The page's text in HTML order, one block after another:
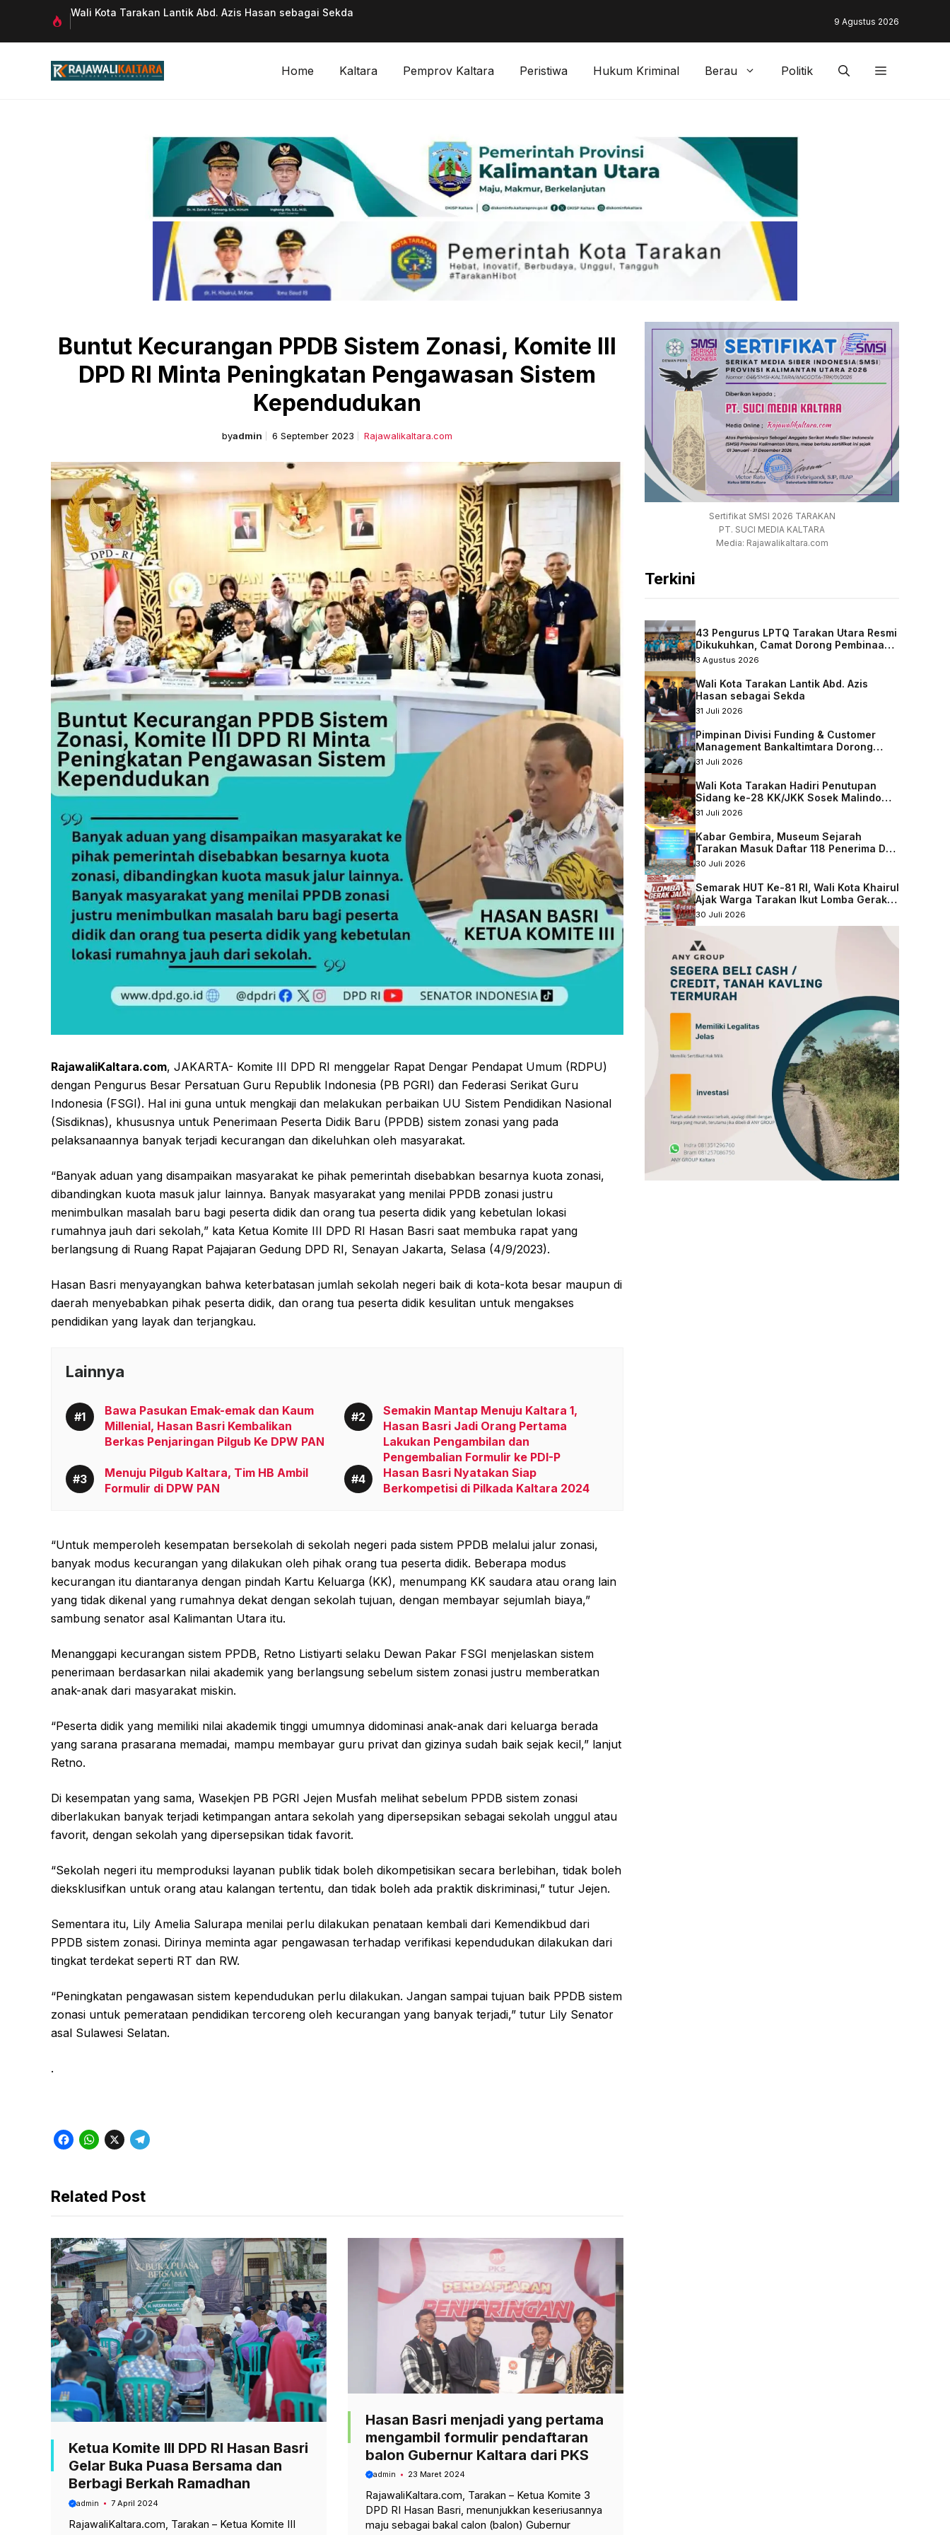
isi
Wali Kota Tarakan Lantik Abd. Azis Hasan sebagai Sekda
9 Agustus 2026
Home Kaltara Pemprov Kaltara Peristiwa Hukum Kriminal Berau Politik
Buntut Kecurangan PPDB Sistem Zonasi, Komite III
DPD RI Minta Peningkatan Pengawasan Sistem
Kependudukan
byadmin 6 September 2023 Rajawalikaltara.com
RajawaliKaltara.com, JAKARTA- Komite III DPD RI menggelar Rapat Dengar Pendapat Umum (RDPU)
dengan Pengurus Besar Persatuan Guru Republik Indonesia (PB PGRI) dan Federasi Serikat Guru
Indonesia (FSGI). Hal ini guna untuk mengkaji dan melakukan perbaikan UU Sistem Pendidikan Nasional
(Sisdiknas), khususnya untuk Penerimaan Peserta Didik Baru (PPDB) sistem zonasi yang pada
pelaksanaannya banyak terjadi kecurangan dan dikeluhkan oleh masyarakat.
“Banyak aduan yang disampaikan masyarakat ke pihak pemerintah disebabkan besarnya kuota zonasi,
dibandingkan kuota masuk jalur lainnya. Banyak masyarakat yang menilai PPDB zonasi justru
menimbulkan masalah baru bagi peserta didik dan orang tua peserta didik yang kebetulan lokasi
rumahnya jauh dari sekolah,” kata Ketua Komite III DPD RI Hasan Basri saat membuka rapat yang
berlangsung di Ruang Rapat Pajajaran Gedung DPD RI, Senayan Jakarta, Selasa (4/9/2023).
Hasan Basri menyayangkan bahwa keterbatasan jumlah sekolah negeri baik di kota-kota besar maupun di
daerah menyebabkan pihak peserta didik, dan orang tua peserta didik kesulitan untuk mengakses
pendidikan yang layak dan terjangkau.
Lainnya
Bawa Pasukan Emak-emak dan Kaum
Millenial, Hasan Basri Kembalikan
Berkas Penjaringan Pilgub Ke DPW PAN
Semakin Mantap Menuju Kaltara 1,
Hasan Basri Jadi Orang Pertama
Lakukan Pengambilan dan
Pengembalian Formulir ke PDI-P
Menuju Pilgub Kaltara, Tim HB Ambil
Formulir di DPW PAN
Hasan Basri Nyatakan Siap
Berkompetisi di Pilkada Kaltara 2024
“Untuk memperoleh kesempatan bersekolah di sekolah negeri pada sistem PPDB melalui jalur zonasi,
banyak modus kecurangan yang dilakukan oleh pihak orang tua peserta didik. Beberapa modus
kecurangan itu diantaranya dengan pindah Kartu Keluarga (KK), menumpang KK saudara atau orang lain
yang tidak dikenal yang rumahnya dekat dengan sekolah tujuan, dengan membayar sejumlah biaya,”
sambung senator asal Kalimantan Utara itu.
Menanggapi kecurangan sistem PPDB, Retno Listiyarti selaku Dewan Pakar FSGI menjelaskan sistem
penerimaan berdasarkan nilai akademik yang berlangsung sebelum sistem zonasi justru memberatkan
anak-anak dari masyarakat miskin.
“Peserta didik yang memiliki nilai akademik tinggi umumnya didominasi anak-anak dari keluarga berada
yang sarana prasarana memadai, mampu membayar guru privat dan gizinya sudah baik sejak kecil,” lanjut
Retno.
Di kesempatan yang sama, Wasekjen PB PGRI Jejen Musfah melihat sebelum PPDB sistem zonasi
diberlakukan banyak terjadi ketimpangan antara sekolah yang dipersepsikan sebagai sekolah unggul atau
favorit, dengan sekolah yang dipersepsikan tidak favorit.
“Sekolah negeri itu memproduksi layanan publik tidak boleh dikompetisikan secara berlebihan, tidak boleh
dieksklusifkan untuk orang atau kalangan tertentu, dan tidak boleh ada praktik diskriminasi,” tutur Jejen.
Sementara itu, Lily Amelia Salurapa menilai perlu dilakukan penataan kembali dari Kemendikbud dari
PPDB sistem zonasi. Dirinya meminta agar pengawasan terhadap verifikasi kependudukan dilakukan dari
tingkat terdekat seperti RT dan RW.
“Peningkatan pengawasan sistem kependudukan perlu dilakukan. Jangan sampai tujuan baik PPDB sistem
zonasi untuk pemerataan pendidikan tercoreng oleh kecurangan yang banyak terjadi,” tutur Lily Senator
asal Sulawesi Selatan.
.
F
e
o
o
k
W
t
A
p
p
X
T
e
r
a
m
Related Post
Ketua Komite III DPD RI Hasan Basri
Gelar Buka Puasa Bersama dan
Berbagi Berkah Ramadhan
admin 7 April 2024
RajawaliKaltara.com, Tarakan – Ketua Komite III
Hasan Basri menjadi yang pertama
mengambil formulir pendaftaran
balon Gubernur Kaltara dari PKS
admin 23 Maret 2024
RajawaliKaltara.com, Tarakan – Ketua Komite 3
DPD RI Hasan Basri, menunjukkan keseriusannya
maju sebagai bakal calon (balon) Gubernur
Sertifikat SMSI 2026 TARAKAN
PT. SUCI MEDIA KALTARA
Media: Rajawalikaltara.com
Terkini
43 Pengurus LPTQ Tarakan Utara Resmi
Dikukuhkan, Camat Dorong Pembinaan
Qurani Berkelanjutan
3 Agustus 2026
Wali Kota Tarakan Lantik Abd. Azis
Hasan sebagai Sekda
31 Juli 2026
Pimpinan Divisi Funding & Customer
Management Bankaltimtara Dorong
Percepatan Digitalisasi Keuangan di
31 Juli 2026
Wali Kota Tarakan Hadiri Penutupan
Sidang ke-28 KK/JKK Sosek Malindo
Tingkat Kaltara–Sabah
31 Juli 2026
Kabar Gembira, Museum Sejarah
Tarakan Masuk Daftar 118 Penerima DAK
Nonfisik 2027
30 Juli 2026
Semarak HUT Ke-81 RI, Wali Kota Khairul
Ajak Warga Tarakan Ikut Lomba Gerak
Jalan
30 Juli 2026